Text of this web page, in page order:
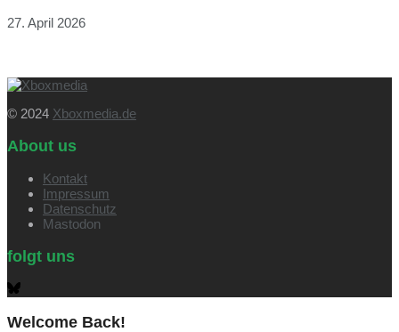
27. April 2026
© 2024 Xboxmedia.de
About us
Kontakt
Impressum
Datenschutz
Mastodon
folgt uns
Welcome Back!